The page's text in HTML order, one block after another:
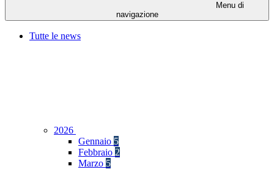
Menu di
navigazione
Tutte le news
2026
Gennaio 5
Febbraio 2
Marzo 5